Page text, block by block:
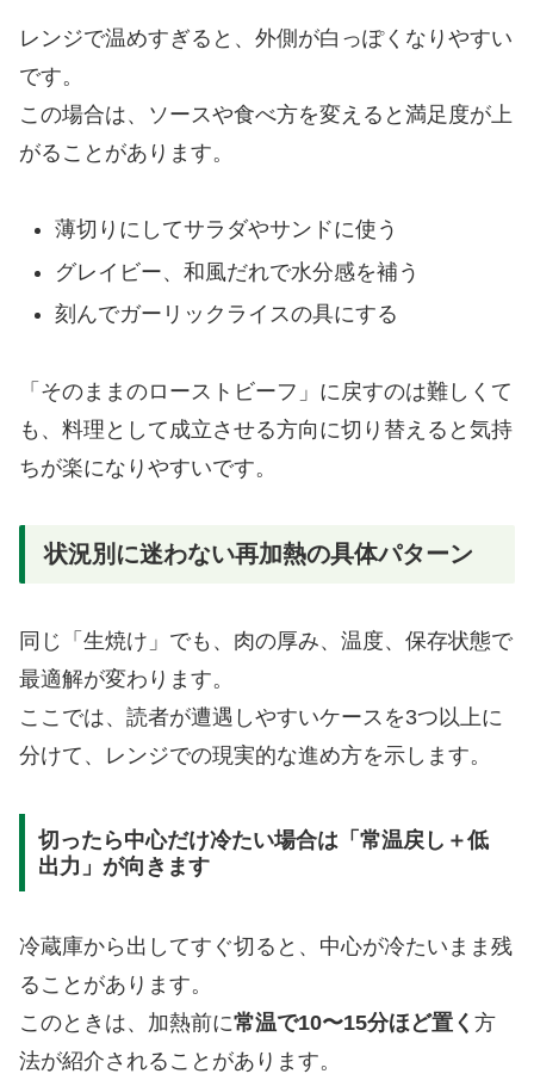
レンジで温めすぎると、外側が白っぽくなりやすい
です。
この場合は、ソースや食べ方を変えると満足度が上
がることがあります。
薄切りにしてサラダやサンドに使う
グレイビー、和風だれで水分感を補う
刻んでガーリックライスの具にする
「そのままのローストビーフ」に戻すのは難しくて
も、料理として成立させる方向に切り替えると気持
ちが楽になりやすいです。
状況別に迷わない再加熱の具体パターン
同じ「生焼け」でも、肉の厚み、温度、保存状態で
最適解が変わります。
ここでは、読者が遭遇しやすいケースを3つ以上に
分けて、レンジでの現実的な進め方を示します。
切ったら中心だけ冷たい場合は「常温戻し＋低
出力」が向きます
冷蔵庫から出してすぐ切ると、中心が冷たいまま残
ることがあります。
このときは、加熱前に常温で10〜15分ほど置く 方
法が紹介されることがあります。